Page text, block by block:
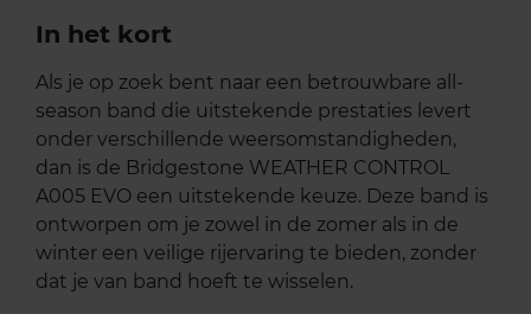
In het kort
Als je op zoek bent naar een betrouwbare all-
season band die uitstekende prestaties levert
onder verschillende weersomstandigheden,
dan is de Bridgestone WEATHER CONTROL
A005 EVO een uitstekende keuze. Deze band is
ontworpen om je zowel in de zomer als in de
winter een veilige rijervaring te bieden, zonder
dat je van band hoeft te wisselen.